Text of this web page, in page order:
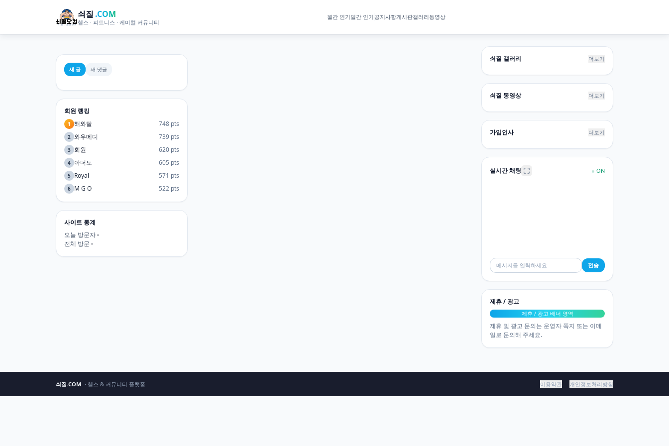
쇠질 .COM
헬스 · 피트니스 · 케미컬 커뮤니티
월간 인기일간 인기공지사항게시판갤러리동영상
새 글 새 댓글
회원 랭킹
1 해와달 748 pts
2 와우메디 739 pts
3 회원 620 pts
4 아더도 605 pts
5 Royal 571 pts
6 M G O 522 pts
사이트 통계
오늘 방문자-
전체 방문 -
쇠질 갤러리 더보기
쇠질 동영상 더보기
가입인사 더보기
실시간 채팅 ● ON
전송
제휴 / 광고
제휴 / 광고 배너 영역
제휴 및 광고 문의는 운영자 쪽지 또는 이메
일로 문의해 주세요.
쇠질.COM · 헬스 & 커뮤니티 플랫폼 이용약관 개인정보처리방침